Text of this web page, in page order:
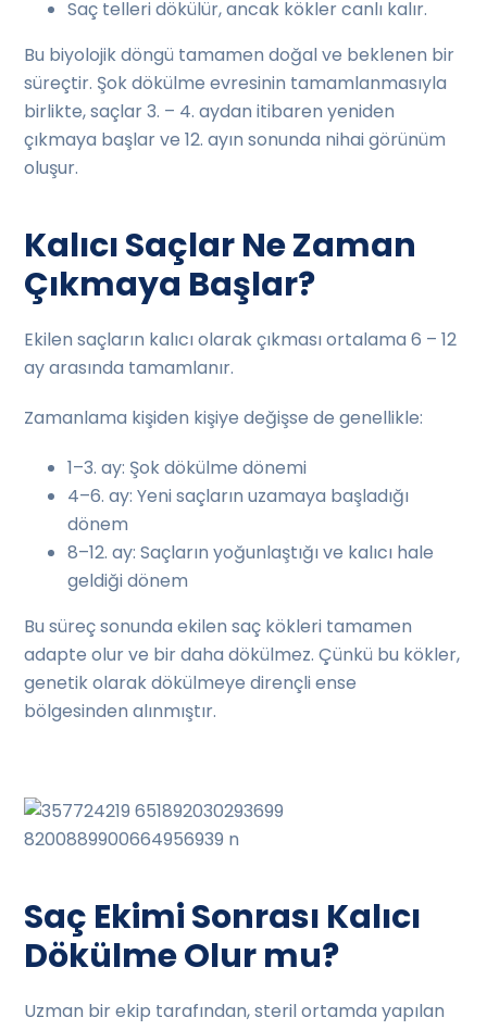
Saç telleri dökülür, ancak kökler canlı kalır.
Bu biyolojik döngü tamamen doğal ve beklenen bir
süreçtir. Şok dökülme evresinin tamamlanmasıyla
birlikte, saçlar 3. – 4. aydan itibaren yeniden
çıkmaya başlar ve 12. ayın sonunda nihai görünüm
oluşur.
Kalıcı Saçlar Ne Zaman
Çıkmaya Başlar?
Ekilen saçların kalıcı olarak çıkması ortalama 6 – 12
ay arasında tamamlanır.
Zamanlama kişiden kişiye değişse de genellikle:
1–3. ay: Şok dökülme dönemi
4–6. ay: Yeni saçların uzamaya başladığı
dönem
8–12. ay: Saçların yoğunlaştığı ve kalıcı hale
geldiği dönem
Bu süreç sonunda ekilen saç kökleri tamamen
adapte olur ve bir daha dökülmez. Çünkü bu kökler,
genetik olarak dökülmeye dirençli ense
bölgesinden alınmıştır.
Saç Ekimi Sonrası Kalıcı
Dökülme Olur mu?
Uzman bir ekip tarafından, steril ortamda yapılan